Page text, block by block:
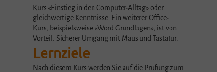
Kurs «Einstieg in den Computer-Alltag» oder
gleichwertige Kenntnisse. Ein weiterer Office-
Kurs, beispielsweise «Word Grundlagen», ist von
Vorteil. Sicherer Umgang mit Maus und Tastatur.
Lernziele
Nach diesem Kurs werden Sie auf die Prüfung zum